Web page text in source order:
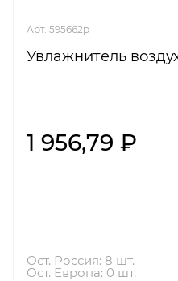
Арт. 595662p
Увлажнитель
1 956,79 ₽
Ост. Россия: 8 шт.
Ост. Европа: 0 шт.